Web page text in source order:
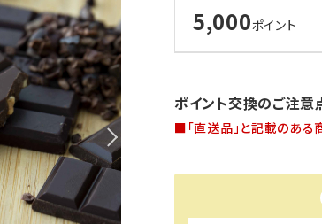
5,000ポイント
ポイント交換のご注意
■「直送品」と記載のある